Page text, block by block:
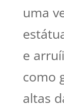
uma
e
como
altas